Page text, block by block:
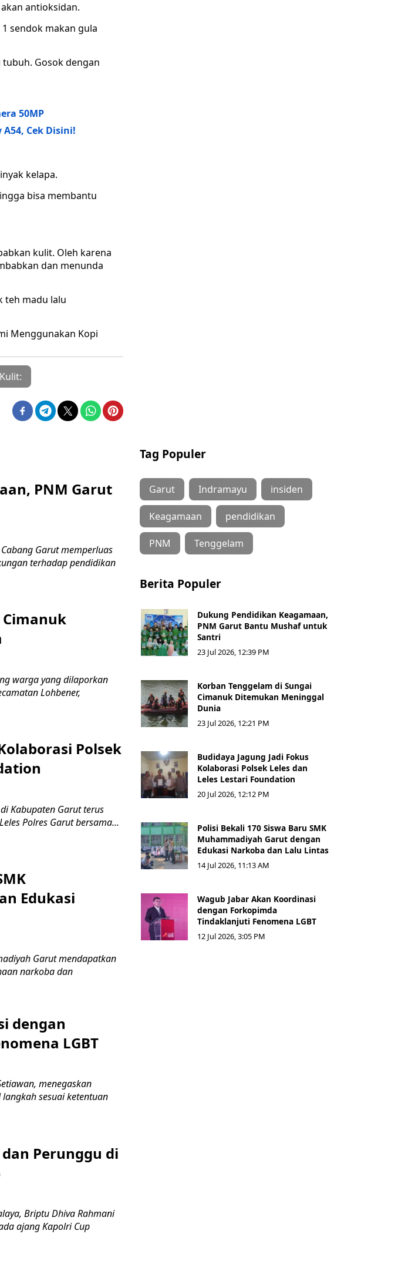
antioksidan.
sendok makan gula
Gosok dengan
50MP
Cek Disini!
kelapa.
bisa membantu
kulit. Oleh karena
dan menunda
teh madu lalu
Menggunakan Kopi
PNM Garut
Garut memperluas
terhadap pendidikan
Cimanuk
warga yang dilaporkan
Lohbener,
Polsek
Kabupaten Garut terus
Polres Garut bersama...
Edukasi
Garut mendapatkan
narkoba dan
dengan
LGBT
menegaskan
sesuai ketentuan
Perunggu di
Briptu Dhiva Rahmani
ajang Kapolri Cup
Tag Populer
Garut Indramayu insiden
Keagamaan pendidikan
PNM Tenggelam
Berita Populer
Dukung Pendidikan Keagamaan,
PNM Garut Bantu Mushaf untuk
Santri
23 Jul 2026, 12:39 PM
Korban Tenggelam di Sungai
Cimanuk Ditemukan Meninggal
Dunia
23 Jul 2026, 12:21 PM
Budidaya Jagung Jadi Fokus
Kolaborasi Polsek Leles dan
Leles Lestari Foundation
20 Jul 2026, 12:12 PM
Polisi Bekali 170 Siswa Baru SMK
Muhammadiyah Garut dengan
Edukasi Narkoba dan Lalu Lintas
14 Jul 2026, 11:13 AM
Wagub Jabar Akan Koordinasi
dengan Forkopimda
Tindaklanjuti Fenomena LGBT
12 Jul 2026, 3:05 PM